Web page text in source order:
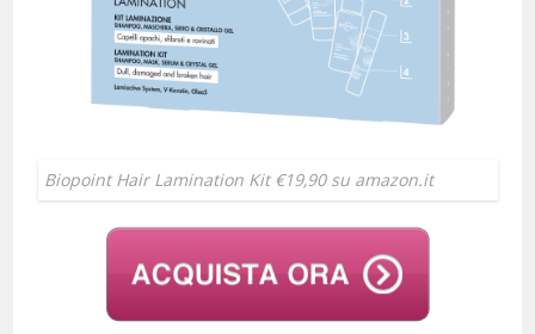
Biopoint Hair Lamination Kit €19,90 su amazon.it